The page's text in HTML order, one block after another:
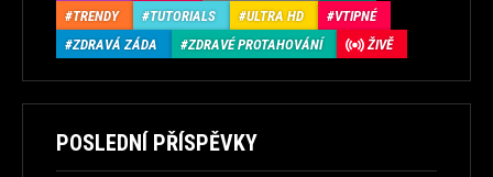
TRENDY
TUTORIALS ULTRA HD
VTIPNÉ
ZDRAVÁ ZÁDA
ZDRAVÉ PROTAHOVÁNÍ ŽIVĚ
POSLEDNÍ PŘÍSPĚVKY